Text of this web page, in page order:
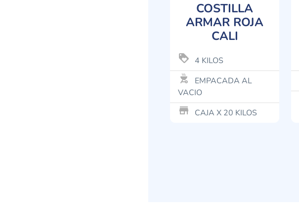
COSTILLA
ARMAR ROJA
CALI
loyalty 4 KILOS
outdoor_grill
EMPACADA AL
VACIO
store_mall_directory CAJA X 20 KILOS